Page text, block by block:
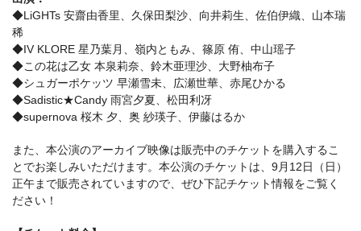
◆LiGHTs 安齋由香里、久保田梨沙、向井莉生、佐伯伊織、山本瑞
稀
◆IV KLORE 星乃葉月、嶺内ともみ、篠原 侑、中山瑶子
◆この花は乙女 本泉莉奈、鈴木亜理沙、大野柚布子
◆シュガーポケッツ 早瀬雪未、広瀬世華、赤尾ひかる
◆Sadistic★Candy 雨宮夕夏、松田利冴
◆supernova 桜木 夕、奥 紗瑛子、伊藤はるか
また、本公演のアーカイブ映像は販売中のチケットを購入するこ
とでお楽しみいただけます。本公演のチケットは、9月12日（日）
正午まで販売されていますので、ぜひ下記チケット情報をご覧く
ださい！